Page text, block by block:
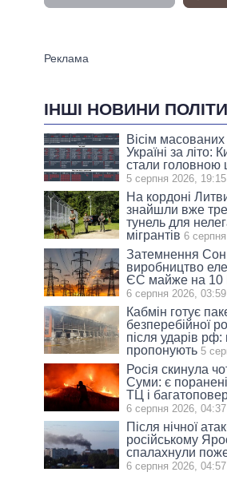
ІНШІ НОВИНИ
Вісім масованих
Україні за літо:
стали головною
5 серпня 2026, 19:15
На кордоні
знайшли вже
тунель для
мігрантів 6
Затемнення
виробництво
ЄС майже на 10
6 серпня 2026, 03:59
Кабмін готує
безперебійної
після ударів
пропонують 5
Росія скинула
Суми: є
ТЦ і
6 серпня 2026, 04:37
Після нічної
російському
спалахнули
6 серпня 2026, 04:57